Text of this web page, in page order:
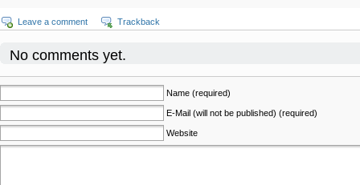
Leave a comment Trackback
No comments yet.
Name (required)
E-Mail (will not be published) (required)
Website